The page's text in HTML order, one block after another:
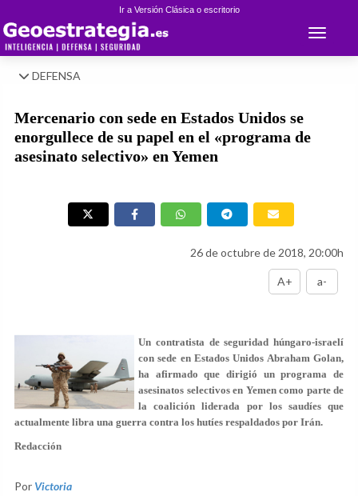
Ir a Versión Clásica o escritorio
Toggle
DEFENSA
Mercenario con sede en Estados Unidos se
enorgullece de su papel en el «programa de
asesinato selectivo» en Yemen
26 de octubre de 2018, 20:00h
A+ a-
Un contratista de seguridad húngaro-israelí
con sede en Estados Unidos Abraham Golan,
ha afirmado que dirigió un programa de
asesinatos selectivos en Yemen como parte de
la coalición liderada por los saudíes que
actualmente libra una guerra contra los hutíes respaldados por Irán.
Redacción
Por Victoria